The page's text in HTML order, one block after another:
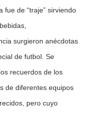
fue de “traje” sirviendo
surgieron anécdotas
de futbol. Se
recuerdos de los
de diferentes equipos
pero cuyo